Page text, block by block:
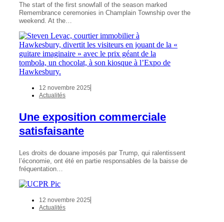
The start of the first snowfall of the season marked
Remembrance ceremonies in Champlain Township over the
weekend. At the…
12 novembre 2025
Actualités
Une exposition commerciale
satisfaisante
Les droits de douane imposés par Trump, qui ralentissent
l’économie, ont été en partie responsables de la baisse de
fréquentation…
12 novembre 2025
Actualités